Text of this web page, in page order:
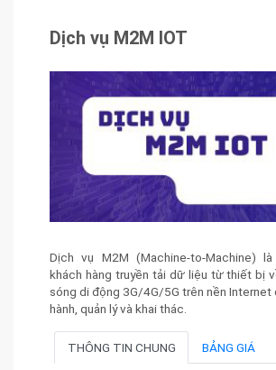
Dịch vụ M2M IOT
Dịch vụ M2M (Machine-to-Machine)
khách hàng truyền tải dữ liệu từ thiết bị
sóng di động 3G/4G/5G trên nền Internet
hành, quản lý và khai thác.
THÔNG TIN CHUNG BẢNG GIÁ